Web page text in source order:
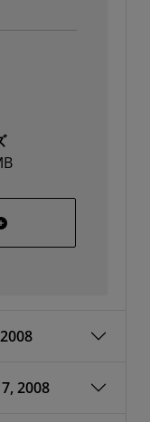
bit Linux
2008